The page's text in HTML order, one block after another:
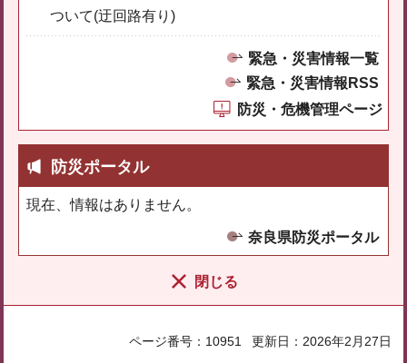
ついて(迂回路有り)
緊急・災害情報一覧
緊急・災害情報RSS
防災・危機管理ページ
防災ポータル
現在、情報はありません。
奈良県防災ポータル
閉じる
ページ番号：10951 更新日：2026年2月27日